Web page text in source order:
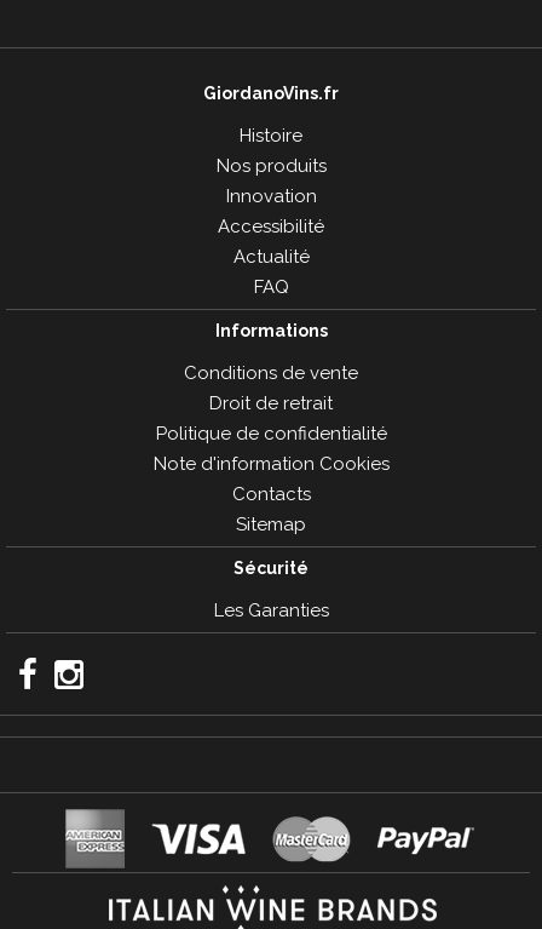
GiordanoVins.fr
Histoire
Nos produits
Innovation
Accessibilité
Actualité
FAQ
Informations
Conditions de vente
Droit de retrait
Politique de confidentialité
Note d'information Cookies
Contacts
Sitemap
Sécurité
Les Garanties